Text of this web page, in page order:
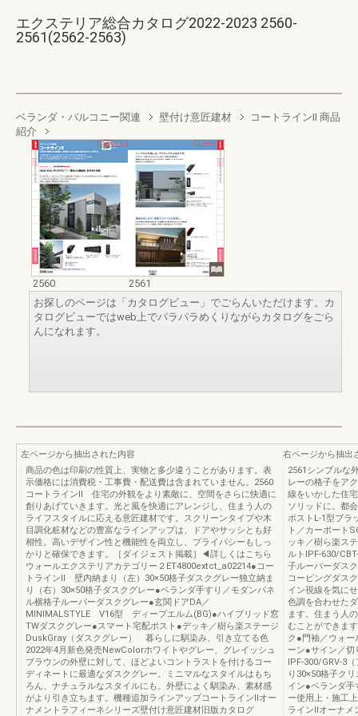
エクステリア総合カタログ2022-2023 2560-
2561(2562-2563)
ベランダ・バルコニー関連 壁付け意匠建材
コートラインII 商品
紹介
2560
2561
お探しのページは「カタログビュー」でごらんいただけます。カ
タログビューではweb上でパラパラめくりながらカタログをごら
んになれます。
左ページから抽出された内容
商品の色は印刷の性質上、実物と多少違うことがあります。表
示価格には消費税・工事費・配送費は含まれていません。2560
コートラインII 住宅の外観をより素敵に、空間をさらに快適に
創りあげていきます。光と風を快適にアレンジし、住まう人の
ライフスタイルに応える意匠建材です。スクリーンタイプや木
目調化粧材などの豊富なラインアップは、ドアやサッシとも好
相性。高いデザイン性と機能性を両立し、プライバシーもしっ
かりと確保できます。［ダイジェスト掲載］◀詳しくはこちら
ウォールエクステリアカテゴリー２ET4800extct_a02214●コー
トラインⅡ 壁内納まり（左）30×50格子ダスクグレー独立納ま
り（右）30×50格子ダスクグレー●ベランダ手すり／モダンパネ
ル横格子ルーバーダスクグレー●玄関ドアDA／
MINIMALSTYLE V16型 ディープエルム(BG)●ハイブリッド窓
TWダスクグレー●スマート宅配ポスト●デッキ／樹ら楽ステージ
DuskGray（ダスクグレー） 暮らしに馴染み、引き立てる色
2022年4月新色発売NewColorホワイトやグレー、グレイッシュ
ブラウンの外壁に対して、ほどよいコントラストを付けるコー
ディネートに最適なダスクグレー。ミニマルなスタイルはもち
ろん、ナチュラルなスタイルにも。外壁によく馴染み、素材感
がより引き立ちます。機種追加ラインアップコートラインⅡオー
ナメントラフィーネシリーズ壁付け意匠建材旧版カタログ
右ページから抽出
2561シンプルな
レーの格子をア
線をいかした住
ソリッドに。都
ポストL-1型ブラ
ト／カーポート
ッキ／樹ら楽ス
ルトIPF-630/
子ルーバーダス
コーピングダス
イン視線を気に
色調を合わせた
ます。住まう人
むことができま
ク●門袖／ウォー
ーン●サイン／
IPF-300/GRV-3
り30×50格子ク
イン●ベランダ手
ー使用上・施工
ラインⅡオーナメ